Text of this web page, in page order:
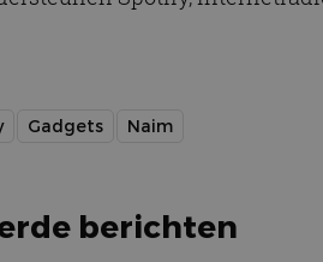
Gadgets Naim
berichten